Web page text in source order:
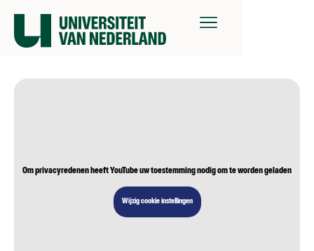
Om privacyredenen heeft YouTube uw toestemming nodig om te worden geladen
Wijzig cookie instellingen